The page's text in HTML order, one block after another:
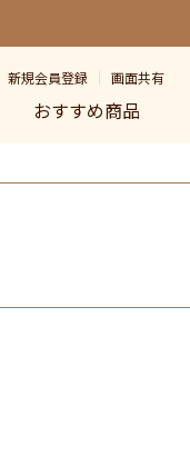
新規会員登録 画面共有
おすすめ商品